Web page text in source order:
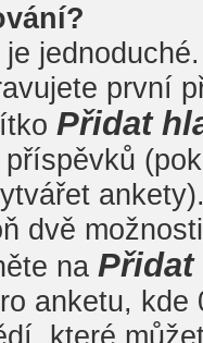
první
Přidat
dvě
na
anketu, kde
které